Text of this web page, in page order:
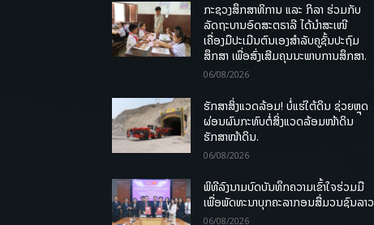
ກະຊວງສຶກສາທິການ ແລະ ກິລາ ຮ່ວມກັບ
ລັດຖະບານອົດສະຕຣາລີ ໄດ້ນຳສະເໜີ
ເຄື່ອງມືປະເມີນຕົນເອງສຳລັບຄູຊັ້ນປະຖົມ
ສຶກສາ ເພື່ອສົ່ງເສີມຄຸນນະພາບການສຶກສາ.
06/08/2026
ຮັກສາສິ່ງແວດລ້ອມ! ບໍ່ແຮ່ໃຕ້ດິນ ຊ່ວຍຫຼຸດ
ຜ່ອນຜົນກະທົບຕໍ່ສິ່ງແວດລ້ອມໜ້າດິນ
ຮັກສາໜ້າດິນ.
06/08/2026
ພິທີລົງນາມບົດບັນທຶກຄວາມເຂົ້າໃຈຮ່ວມມື
ເພື່ອພັດທະນາບຸກຄະລາກອນສື່ມວນຊົນລາວ
06/08/2026